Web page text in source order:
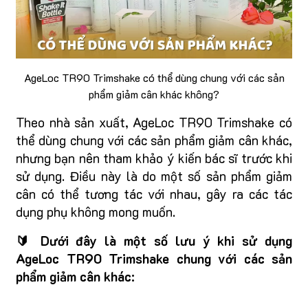
AgeLoc TR90 Trimshake có thể dùng chung với các sản
phẩm giảm cân khác không?
Theo nhà sản xuất, AgeLoc TR90 Trimshake có
thể dùng chung với các sản phẩm giảm cân khác,
nhưng bạn nên tham khảo ý kiến bác sĩ trước khi
sử dụng. Điều này là do một số sản phẩm giảm
cân có thể tương tác với nhau, gây ra các tác
dụng phụ không mong muốn.
🔰 Dưới đây là một số lưu ý khi sử dụng
AgeLoc TR90 Trimshake chung với các sản
phẩm giảm cân khác: